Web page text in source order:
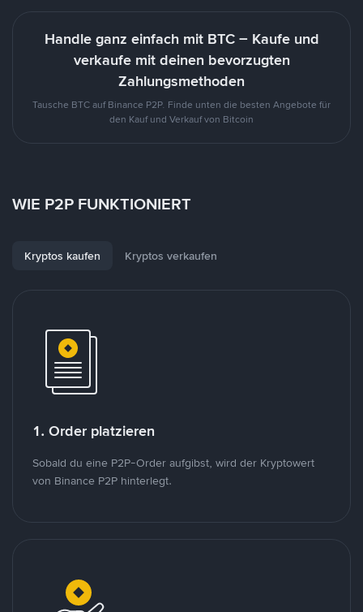
Handle ganz einfach mit BTC – Kaufe und
verkaufe mit deinen bevorzugten
Zahlungsmethoden
Tausche BTC auf Binance P2P. Finde unten die besten Angebote für
den Kauf und Verkauf von Bitcoin
WIE P2P FUNKTIONIERT
Kryptos kaufen Kryptos verkaufen
1. Order platzieren
Sobald du eine P2P-Order aufgibst, wird der Kryptowert
von Binance P2P hinterlegt.